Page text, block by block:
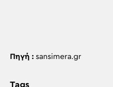
Πηγή : sansimera.gr
Tags